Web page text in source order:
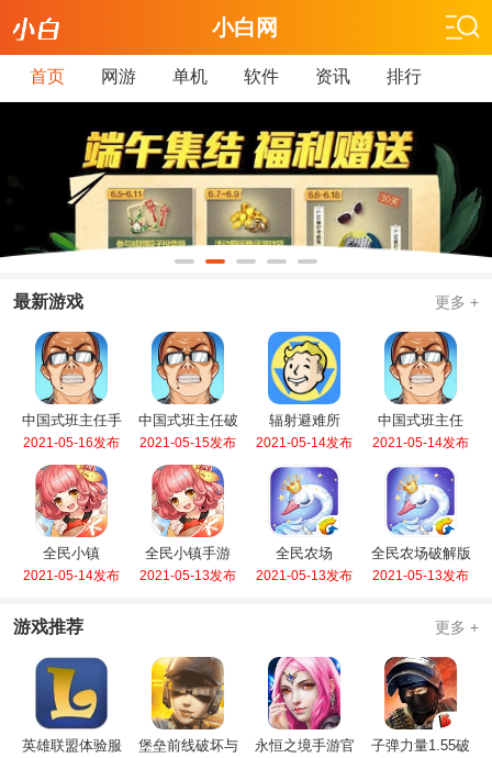
小白网
首页 网游 单机 软件 资讯 排行
最新游戏 更多 +
中国式班主任手
游
2021-05-16发布
中国式班主任破
解版
2021-05-15发布
辐射避难所
2021-05-14发布
中国式班主任
2021-05-14发布
全民小镇
2021-05-14发布
全民小镇手游
2021-05-13发布
全民农场
2021-05-13发布
全民农场破解版
2021-05-13发布
游戏推荐 更多 +
英雄联盟体验服
堡垒前线破坏与
永恒之境手游官
子弹力量1.55破